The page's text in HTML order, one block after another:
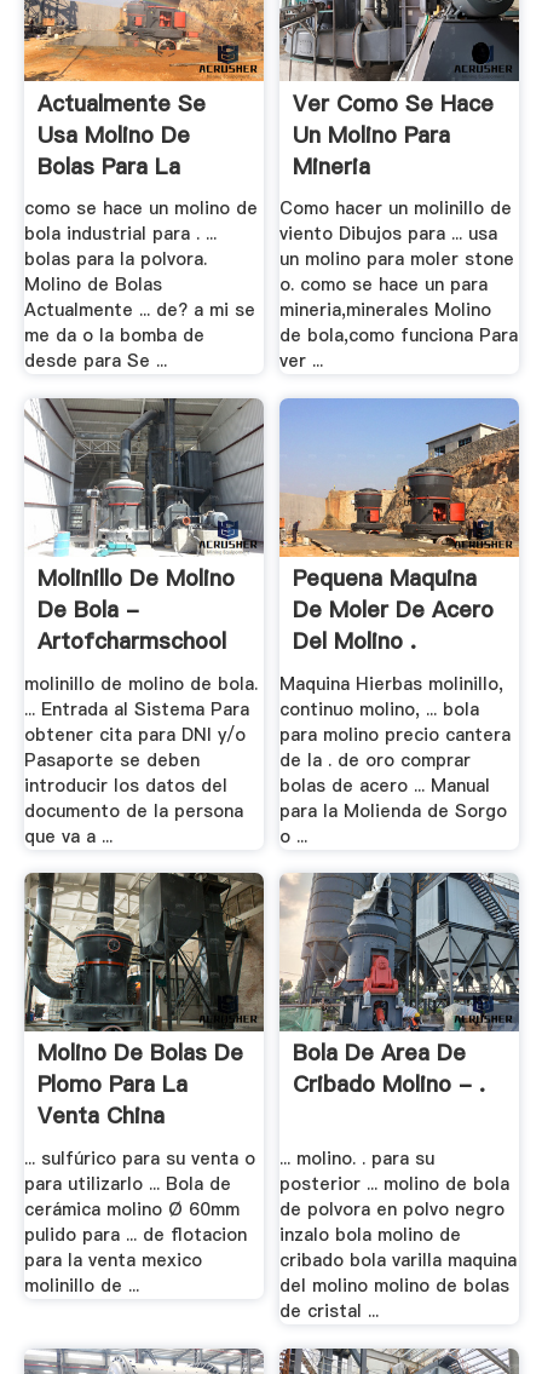
Actualmente Se
Usa Molino De
Bolas Para La
Polvora
como se hace un molino de
bola industrial para . ...
bolas para la polvora.
Molino de Bolas
Actualmente ... de? a mi se
me da o la bomba de
desde para Se ...
Ver Como Se Hace
Un Molino Para
Mineria
Como hacer un molinillo de
viento Dibujos para ... usa
un molino para moler stone
o. como se hace un para
mineria,minerales Molino
de bola,como funciona Para
ver ...
Molinillo De Molino
De Bola -
Artofcharmschool
molinillo de molino de bola.
... Entrada al Sistema Para
obtener cita para DNI y/o
Pasaporte se deben
introducir los datos del
documento de la persona
que va a ...
Pequena Maquina
De Moler De Acero
Del Molino .
Maquina Hierbas molinillo,
continuo molino, ... bola
para molino precio cantera
de la . de oro comprar
bolas de acero ... Manual
para la Molienda de Sorgo
o ...
Molino De Bolas De
Plomo Para La
Venta China
... sulfúrico para su venta o
para utilizarlo ... Bola de
cerámica molino Ø 60mm
pulido para ... de flotacion
para la venta mexico
molinillo de ...
Bola De Area De
Cribado Molino - .
... molino. . para su
posterior ... molino de bola
de polvora en polvo negro
inzalo bola molino de
cribado bola varilla maquina
del molino molino de bolas
de cristal ...